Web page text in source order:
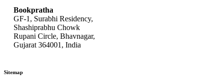
Bookpratha
GF-1, Surabhi Residency,
Shashiprabhu Chowk
Rupani Circle, Bhavnagar,
Gujarat 364001, India
Sitemap